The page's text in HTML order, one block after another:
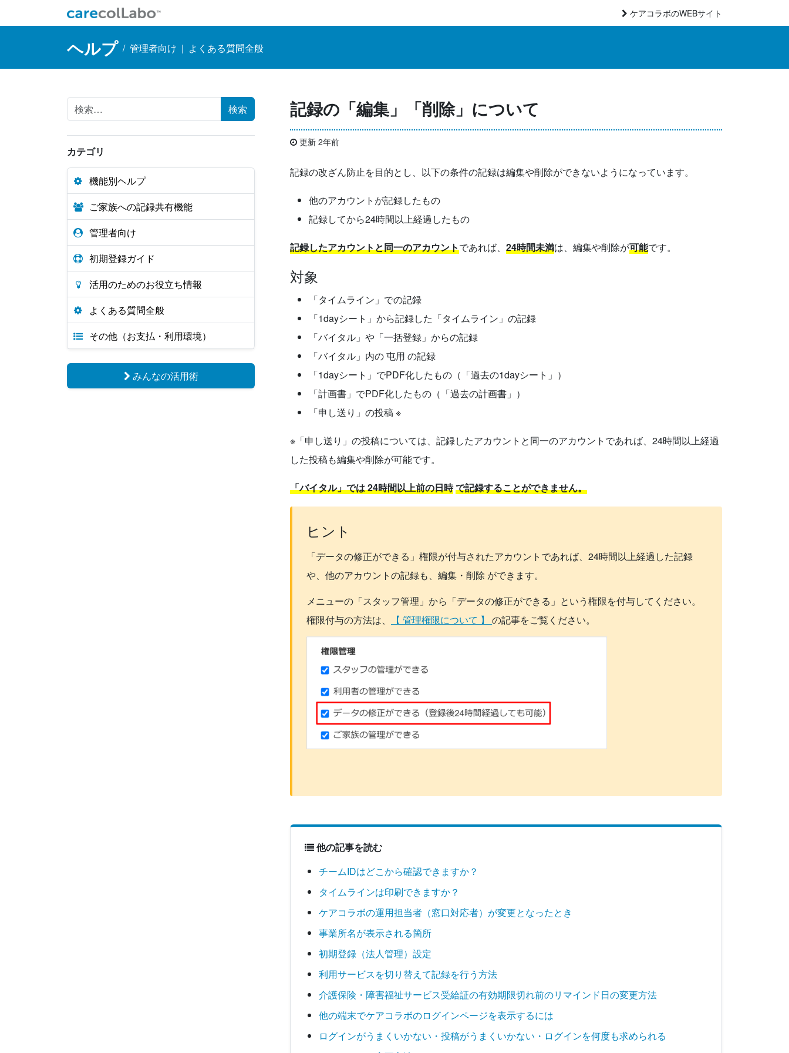
コンテンツへスキップ
Main Navigation ケアコラボのWEBサイト
ヘルプ / 管理者向け | よくある質問全般
Search for:
カテゴリ
機能別ヘルプ
ご家族への記録共有機能
管理者向け
初期登録ガイド
活用のためのお役立ち情報
よくある質問全般
その他（お支払・利用環境）
みんなの活用術
記録の「編集」「削除」について
更新 2年前
記録の改ざん防止を目的とし、以下の条件の記録は編集や削除ができないようになっています。
他のアカウントが記録したもの
記録してから24時間以上経過したもの
記録したアカウントと同一のアカウントであれば、 24時間未満は、編集や削除が可能です。
対象
「タイムライン」での記録
「1dayシート」から記録した「タイムライン」の記録
「バイタル」や「一括登録」からの記録
「バイタル」内の 屯用 の記録
「1dayシート」でPDF化したもの（「過去の1dayシート」）
「計画書」でPDF化したもの（「過去の計画書」）
「申し送り」の投稿 ※
※「申し送り」の投稿については、記録したアカウントと同一のアカウントであれば、24時間以上経過
した投稿も編集や削除が可能です。
「バイタル」では 24時間以上前の日時で記録することができません。
ヒント
「データの修正ができる」権限が付与されたアカウントであれば、24時間以上経過した記録
や、他のアカウントの記録も、編集・削除 ができます。
メニューの「スタッフ管理」から「データの修正ができる」という権限を付与してください。
権限付与の方法は、
【 管理権限について 】 の記事をご覧ください。
他の記事を読む
チームIDはどこから確認できますか？
タイムラインは印刷できますか？
ケアコラボの運用担当者（窓口対応者）が変更となったとき
事業所名が表示される箇所
初期登録（法人管理）設定
利用サービスを切り替えて記録を行う方法
介護保険・障害福祉サービス受給証の有効期限切れ前のリマインド日の変更方法
他の端末でケアコラボのログインページを表示するには
ログインがうまくいかない・投稿がうまくいかない・ログインを何度も求められる